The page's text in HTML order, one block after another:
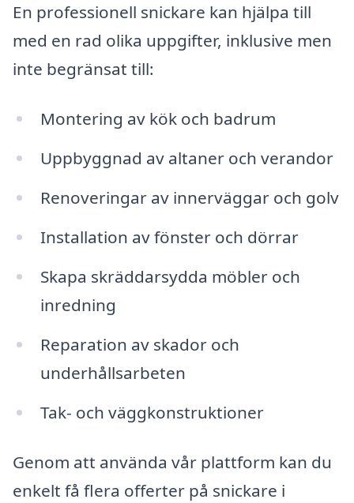
En professionell snickare kan hjälpa till
med en rad olika uppgifter, inklusive men
inte begränsat till:
Montering av kök och badrum
Uppbyggnad av altaner och verandor
Renoveringar av innerväggar och golv
Installation av fönster och dörrar
Skapa skräddarsydda möbler och
inredning
Reparation av skador och
underhållsarbeten
Tak- och väggkonstruktioner
Genom att använda vår plattform kan du
enkelt få flera offerter på snickare i